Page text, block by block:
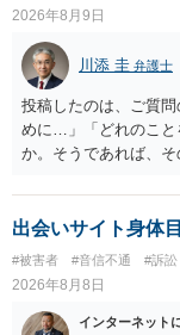
2026年8月9日
川添 圭 弁護士
投稿したのは、ご質
めに…」「どれのこ
か。そうであれば、
ただ、「328が名誉毀
る法律違反に該当す
ていない何らかの背
ん。公開の場で詳細を
士へ直接相談した方が
出会いサイト身体
#被害者 #音信不通 #訴
2026年8月8日
インターネット